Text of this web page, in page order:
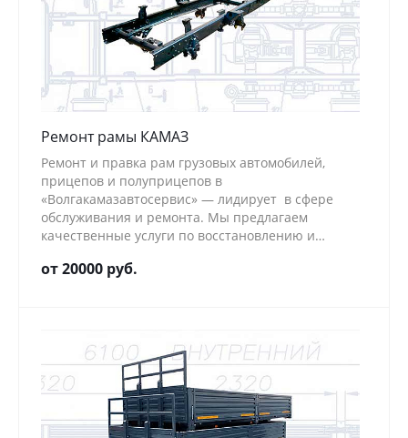
Ремонт рамы КАМАЗ
Ремонт и правка рам грузовых автомобилей,
прицепов и полуприцепов в
«Волгакамазавтосервис» — лидирует в сфере
обслуживания и ремонта. Мы предлагаем
качественные услуги по восстановлению и
безопасность вашего транспортного средства.
от 20000 руб.